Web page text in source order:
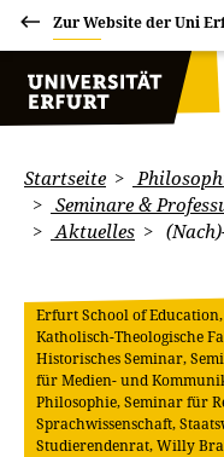
Zur Website der Uni
Startseite
Seminare &
Aktuelles
Erfurt School of
Katholisch-Theologische
Historisches Seminar,
für Medien- und
Philosophie, Seminar für
Sprachwissenschaft,
Studierendenrat, Willy